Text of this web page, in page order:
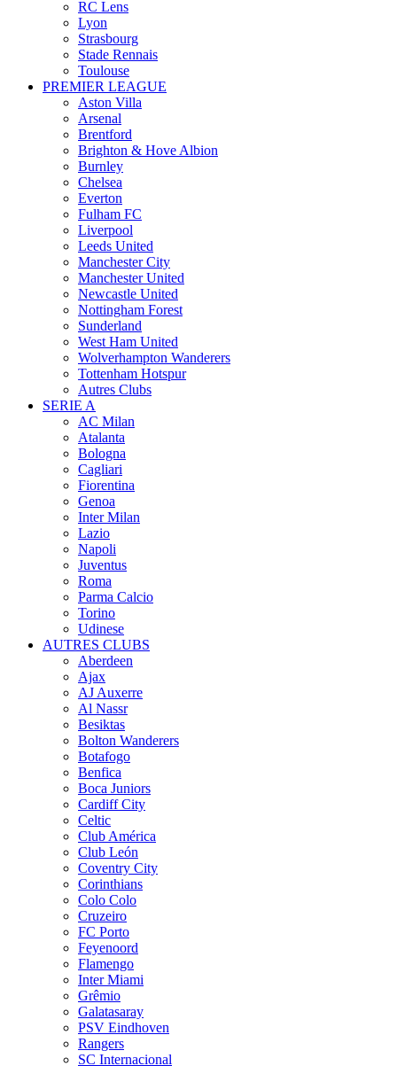
RC Lens
Lyon
Strasbourg
Stade Rennais
Toulouse
PREMIER LEAGUE
Aston Villa
Arsenal
Brentford
Brighton & Hove Albion
Burnley
Chelsea
Everton
Fulham FC
Liverpool
Leeds United
Manchester City
Manchester United
Newcastle United
Nottingham Forest
Sunderland
West Ham United
Wolverhampton Wanderers
Tottenham Hotspur
Autres Clubs
SERIE A
AC Milan
Atalanta
Bologna
Cagliari
Fiorentina
Genoa
Inter Milan
Lazio
Napoli
Juventus
Roma
Parma Calcio
Torino
Udinese
AUTRES CLUBS
Aberdeen
Ajax
AJ Auxerre
Al Nassr
Besiktas
Bolton Wanderers
Botafogo
Benfica
Boca Juniors
Cardiff City
Celtic
Club América
Club León
Coventry City
Corinthians
Colo Colo
Cruzeiro
FC Porto
Feyenoord
Flamengo
Inter Miami
Grêmio
Galatasaray
PSV Eindhoven
Rangers
SC Internacional